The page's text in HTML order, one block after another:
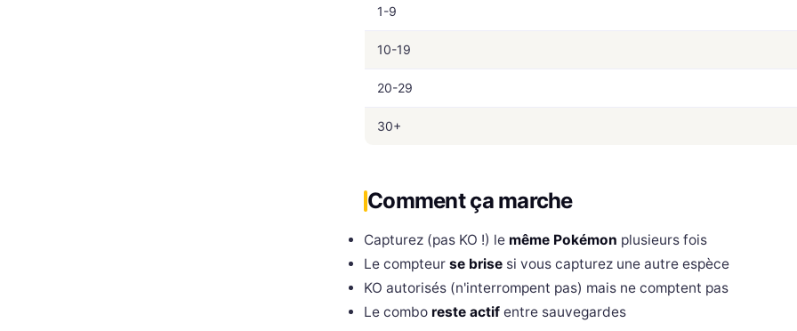
1-9
10-19
20-29
30+
Comment ça marche
Capturez (pas KO !) le même Pokémon plusieurs fois
Le compteur se brise si vous capturez une autre espèce
KO autorisés (n'interrompent pas) mais ne comptent pas
Le combo reste actif entre sauvegardes